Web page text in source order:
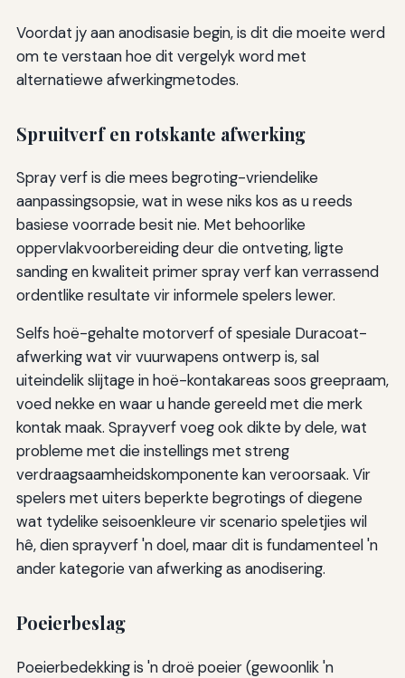
Voordat jy aan anodisasie begin, is dit die moeite werd
om te verstaan hoe dit vergelyk word met
alternatiewe afwerkingmetodes.
Spruitverf en rotskante afwerking
Spray verf is die mees begroting-vriendelike
aanpassingsopsie, wat in wese niks kos as u reeds
basiese voorrade besit nie. Met behoorlike
oppervlakvoorbereiding deur die ontveting, ligte
sanding en kwaliteit primer spray verf kan verrassend
ordentlike resultate vir informele spelers lewer.
Selfs hoë-gehalte motorverf of spesiale Duracoat-
afwerking wat vir vuurwapens ontwerp is, sal
uiteindelik slijtage in hoë-kontakareas soos greepraam,
voed nekke en waar u hande gereeld met die merk
kontak maak. Sprayverf voeg ook dikte by dele, wat
probleme met die instellings met streng
verdraagsaamheidskomponente kan veroorsaak. Vir
spelers met uiters beperkte begrotings of diegene
wat tydelike seisoenkleure vir scenario speletjies wil
hê, dien sprayverf 'n doel, maar dit is fundamenteel 'n
ander kategorie van afwerking as anodisering.
Poeierbeslag
Poeierbedekking is 'n droë poeier (gewoonlik 'n